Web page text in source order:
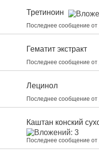
Третиноин
Последнее сообщение от
Гематит экстракт
Последнее сообщение от
Лецинол
Последнее сообщение от
Каштан конский
Последнее сообщение от